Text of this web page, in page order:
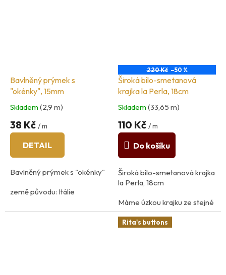
Bavlněný prýmek s
"okénky", 15mm
Skladem(2,9 m)
38 Kč / m
DETAIL
Bavlněný prýmek s "okénky"
země původu: Itálie
100%bavlna
220 Kč –50 %
Široká bílo-smetanová
krajka la Perla, 18cm
Skladem(33,65 m)
110 Kč / m
Do košíku
Široká bílo-smetanová krajka
la Perla, 18cm
Máme úzkou krajku ze stejné
kolekce, K522
Rita's buttons